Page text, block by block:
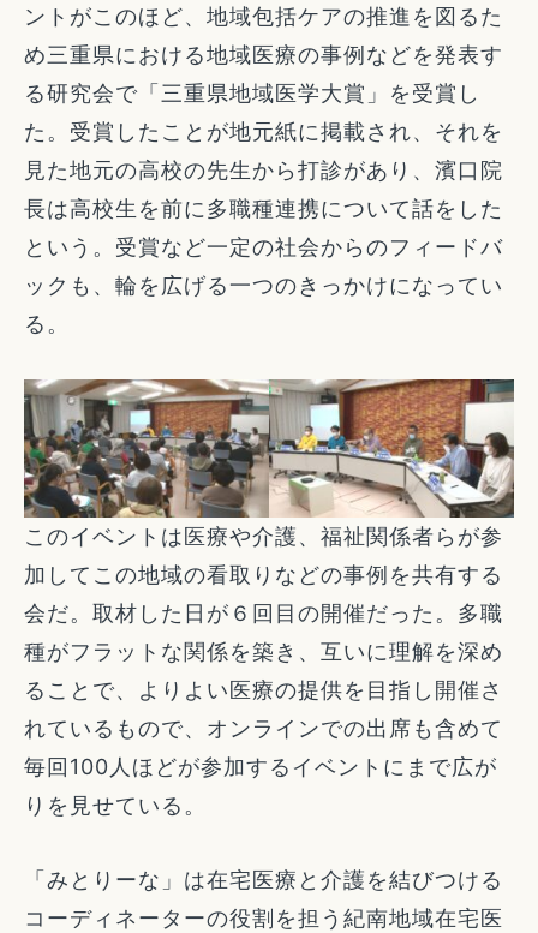
ントがこのほど、地域包括ケアの推進を図るた
め三重県における地域医療の事例などを発表す
る研究会で「三重県地域医学大賞」を受賞し
た。受賞したことが地元紙に掲載され、それを
見た地元の高校の先生から打診があり、濱口院
長は高校生を前に多職種連携について話をした
という。受賞など一定の社会からのフィードバ
ックも、輪を広げる一つのきっかけになってい
る。
このイベントは医療や介護、福祉関係者らが参
加してこの地域の看取りなどの事例を共有する
会だ。取材した日が６回目の開催だった。多職
種がフラットな関係を築き、互いに理解を深め
ることで、よりよい医療の提供を目指し開催さ
れているもので、オンラインでの出席も含めて
毎回100人ほどが参加するイベントにまで広が
りを見せている。
「みとりーな」は在宅医療と介護を結びつける
コーディネーターの役割を担う紀南地域在宅医